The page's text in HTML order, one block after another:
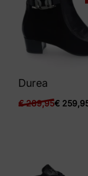
Durea
€289,95€